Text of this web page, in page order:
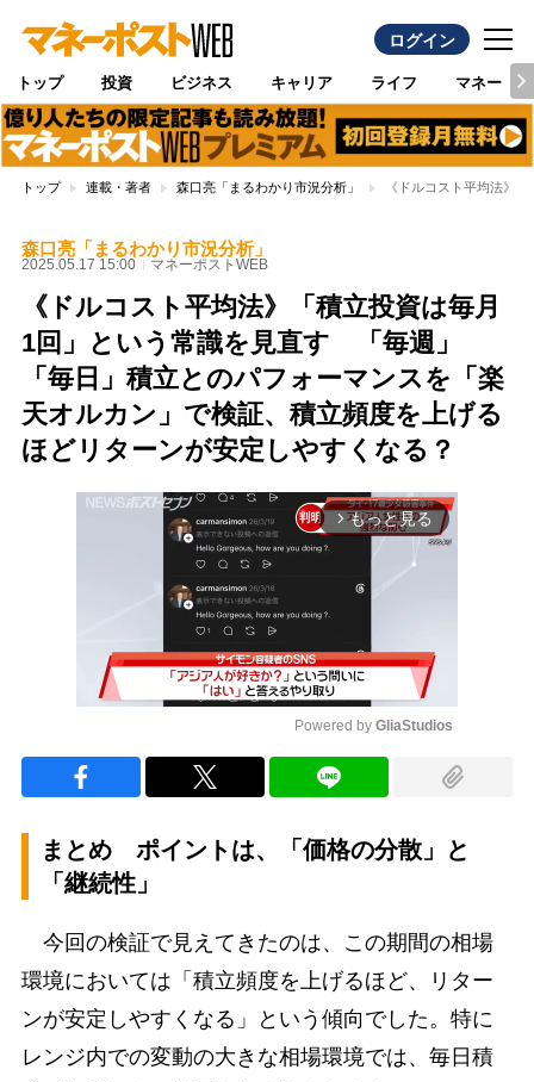
ログイン
トップ 投資 ビジネス キャリア ライフ マネー
トップ 連載・著者 森口亮「まるわかり市況分析」 《ドルコスト平均法》
森口亮「まるわかり市況分析」
2025.05.17 15:00 マネーポストWEB
《ドルコスト平均法》「積立投資は毎月
1回」という常識を見直す 「毎週」
「毎日」積立とのパフォーマンスを「楽
天オルカン」で検証、積立頻度を上げる
ほどリターンが安定しやすくなる？
arrow_forward_ios もっと見る
Powered by GliaStudios
まとめ ポイントは、「価格の分散」と
「継続性」
今回の検証で見えてきたのは、この期間の相場
環境においては「積立頻度を上げるほど、リター
ンが安定しやすくなる」という傾向でした。特に
レンジ内での変動の大きな相場環境では、毎日積